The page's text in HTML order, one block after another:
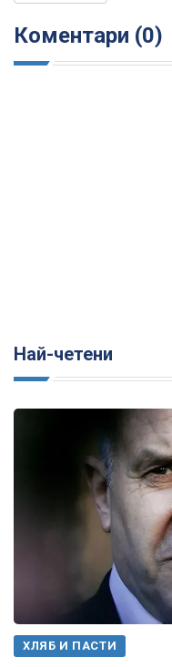
Коментари (0)
Най-четени
ХЛЯБ И ПАСТИ